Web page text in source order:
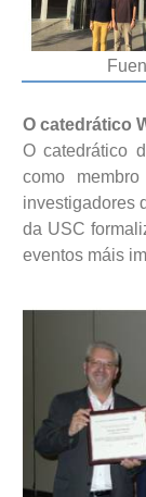
O catedrático
O catedrático
como
investigadores
da USC
eventos máis